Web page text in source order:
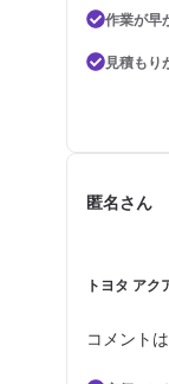
作業が早
見積もり
匿名さん
トヨタ アク
コメント